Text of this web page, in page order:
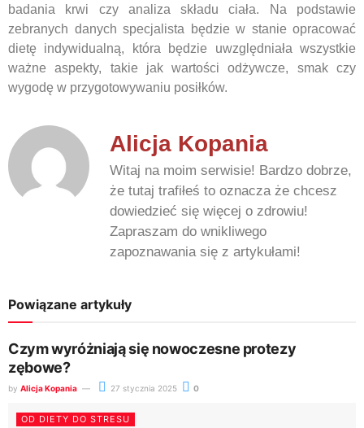
badania krwi czy analiza składu ciała. Na podstawie
zebranych danych specjalista będzie w stanie opracować
dietę indywidualną, która będzie uwzględniała wszystkie
ważne aspekty, takie jak wartości odżywcze, smak czy
wygodę w przygotowywaniu posiłków.
Alicja Kopania
Witaj na moim serwisie! Bardzo dobrze,
że tutaj trafiłeś to oznacza że chcesz
dowiedzieć się więcej o zdrowiu!
Zapraszam do wnikliwego
zapoznawania się z artykułami!
Powiązane artykuły
Czym wyróżniają się nowoczesne protezy
zębowe?
by Alicja Kopania 27 stycznia 2025 0
OD DIETY DO STRESU